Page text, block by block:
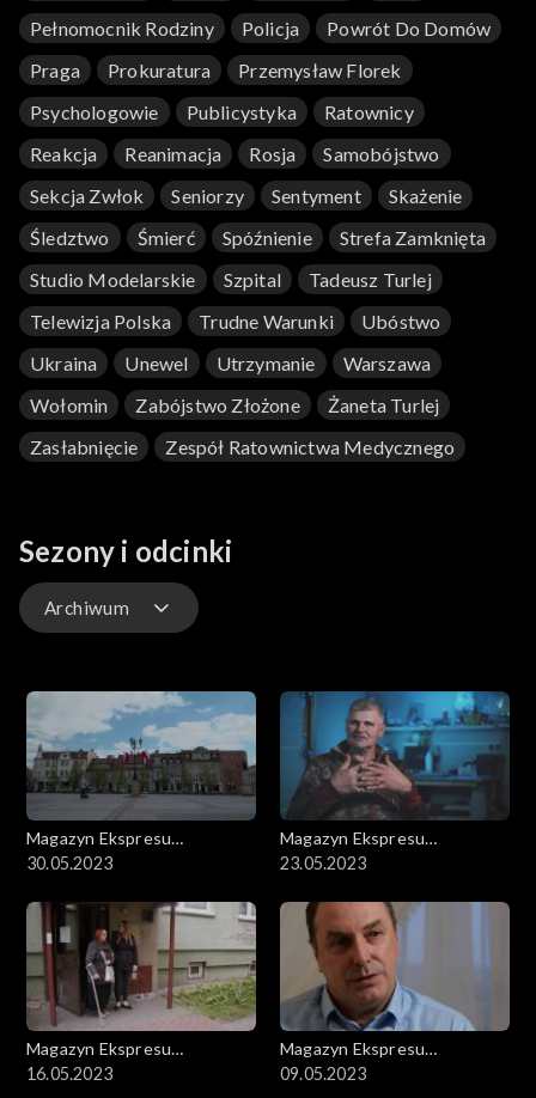
Niezwykła podróż z kamerą na Ukrainę – do ludzi, którzy wbrew
zakazom wrócili do Czarnobyla – miejsca największej katastrofy
w dziejach energetyki atomowej. Wrócili do swoich domów,
mieszkają na odludziu – bez sklepów i opieki medycznej, ale chcą
tam żyć, bo czują, że tam są u siebie.
Dominik Piechowicz, „Z miłości do latania”
91-letni Andrzej Rudiuk całe życie poświęcił miłości do latania –
zarówno modelarstwu, jak i projektowaniu pojazdów latających.
Jest inżynierem i konstruktorem, a także uczy najmłodszych
podstaw lotniczej inżynierii. Mimo poważnego wieku, prowadzi
w Warszawie dwie modelarnie, a dla swoich uczniów i
współpracowników jest symbolem prawdziwej pasji,
niezłomności i konsekwencji.
Pełnomocnik Rodziny
Policja
Powrót Do Domów
Praga
Prokuratura
Przemysław Florek
Psychologowie
Publicystyka
Ratownicy
Reakcja
Reanimacja Rosja
Samobójstwo
Sekcja Zwłok
Seniorzy Sentyment
Skażenie
Śledztwo
Śmierć Spóźnienie
Strefa Zamknięta
Studio Modelarskie
Szpital
Tadeusz Turlej
Telewizja Polska
Trudne Warunki
Ubóstwo
Ukraina
Unewel Utrzymanie
Warszawa
Wołomin
Zabójstwo Złożone
Żaneta Turlej
Zasłabnięcie
Zespół Ratownictwa Medycznego
Sezony i odcinki
Archiwum
Archiwum
Magazyn Ekspresu
Reporterów
30.05.2023
Magazyn Ekspresu
Reporterów
23.05.2023
Magazyn Ekspresu
Reporterów
16.05.2023
Magazyn Ekspresu
Reporterów
09.05.2023